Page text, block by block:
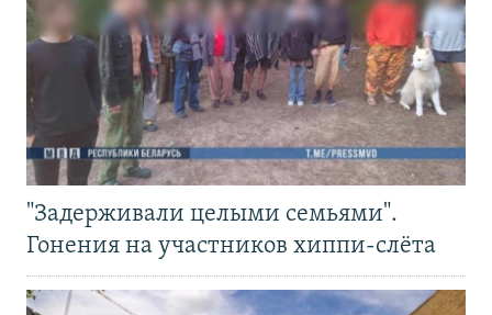
"Задерживали целыми семьями".
Гонения на участников хиппи-слёта